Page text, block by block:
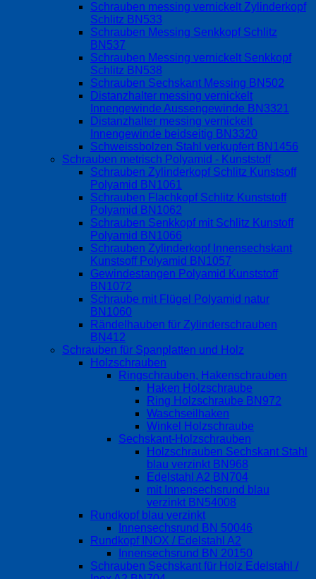
Schrauben messing vernickelt Zylinderkopf
Schlitz BN533
Schrauben Messing Senkkopf Schlitz
BN537
Schrauben Messing vernickelt Senkkopf
Schlitz BN538
Schrauben Sechskant Messing BN502
Distanzhalter messing vernickelt
Innengewinde Aussengewinde BN3321
Distanzhalter messing vernickelt
Innengewinde beidseitig BN3320
Schweissbolzen Stahl verkupfert BN1456
Schrauben metrisch Polyamid - Kunststoff
Schrauben Zylinderkopf Schlitz Kunstsoff
Polyamid BN1061
Schrauben Flachkopf Schlitz Kunststoff
Polyamid BN1062
Schrauben Senkkopf mit Schlitz Kunstoff
Polyamid BN1066
Schrauben Zylinderkopf Innensechskant
Kunstsoff Polyamid BN1057
Gewindestangen Polyamid Kunststoff
BN1072
Schraube mit Flügel Polyamid natur
BN1060
Rändelhauben für Zylinderschrauben
BN412
Schrauben für Spanplatten und Holz
Holzschrauben
Ringschrauben, Hakenschrauben
Haken Holzschraube
Ring Holzschraube BN972
Waschseilhaken
Winkel Holzschraube
Sechskant-Holzschrauben
Holzschrauben Sechskant Stahl
blau verzinkt BN968
Edelstahl A2 BN704
mit Innensechsrund blau
verzinkt BN54008
Rundkopf blau verzinkt
Innensechsrund BN 50046
Rundkopf INOX / Edelstahl A2
Innensechsrund BN 20150
Schrauben Sechskant für Holz Edelstahl /